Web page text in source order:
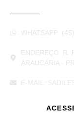
WHATSAPP:
ENDEREÇO: R.
ARAUCÁRIA -
E-MAIL: